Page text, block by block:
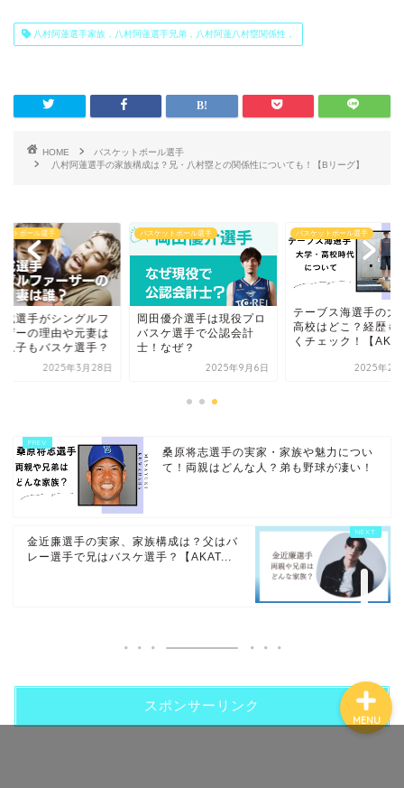
八村阿蓮選手家族，八村阿蓮選手兄弟，八村阿蓮八村塁関係性，
HOME
バスケットボール選手
八村阿蓮選手の家族構成は？兄・八村塁との関係性についても！【Bリーグ】
ットボール選手
成選手がシングルフ
ザーの理由や元妻は
息子もバスケ選手？
2025年3月28日
バスケットボール選手
岡田優介選手は現役プロ
バスケ選手で公認会計
士！なぜ？
2025年9月6日
バスケットボール選手
テーブス海選手の大
高校はどこ？経歴も
くチェック！【
2025年2
桑原将志選手の実家・家族や魅力につい
て！両親はどんな人？弟も野球が凄い！
金近廉選手の実家、家族構成は？父はバ
レー選手で兄はバスケ選手？【AKAT...
スポンサーリンク
MENU
プロフィール
お問い合わせ